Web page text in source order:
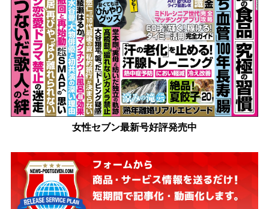
女性セブン最新号好評発売中